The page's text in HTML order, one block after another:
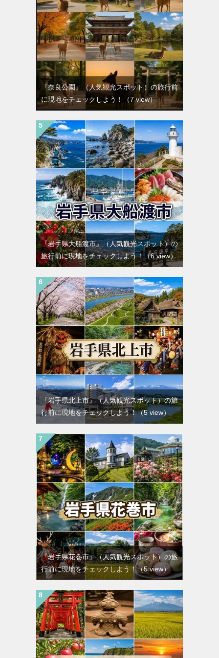
『奈良公園』（人気観光スポット）の旅行前
に現地をチェックしよう！
（7 view）
『岩手県大船渡市』（人気観光スポット）の
旅行前に現地をチェックしよう！（6 view）
『岩手県北上市』（人気観光スポット）の旅
行前に現地をチェックしよう！（5 view）
『岩手県花巻市』（人気観光スポット）の旅
行前に現地をチェックしよう！（5 view）